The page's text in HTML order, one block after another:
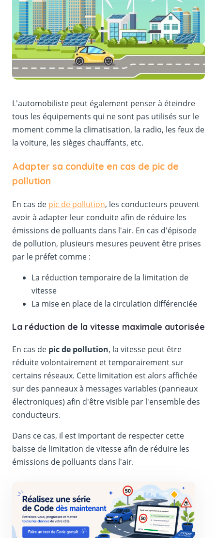
L'automobiliste peut également penser à éteindre
tous les équipements qui ne sont pas utilisés sur le
moment comme la climatisation, la radio, les feux de
la voiture, les sièges chauffants, etc.
Adapter sa conduite en cas de pic de
pollution
En cas de pic de pollution, les conducteurs peuvent
avoir à adapter leur conduite afin de réduire les
émissions de polluants dans l'air. En cas d'épisode
de pollution, plusieurs mesures peuvent être prises
par le préfet comme :
La réduction temporaire de la limitation de
vitesse
La mise en place de la circulation différenciée
La réduction de la vitesse maximale autorisée
En cas de pic de pollution, la vitesse peut être
réduite volontairement et temporairement sur
certains réseaux. Cette limitation est alors affichée
sur des panneaux à messages variables (panneaux
électroniques) afin d'être visible par l'ensemble des
conducteurs.
Dans ce cas, il est important de respecter cette
baisse de limitation de vitesse afin de réduire les
émissions de polluants dans l'air.